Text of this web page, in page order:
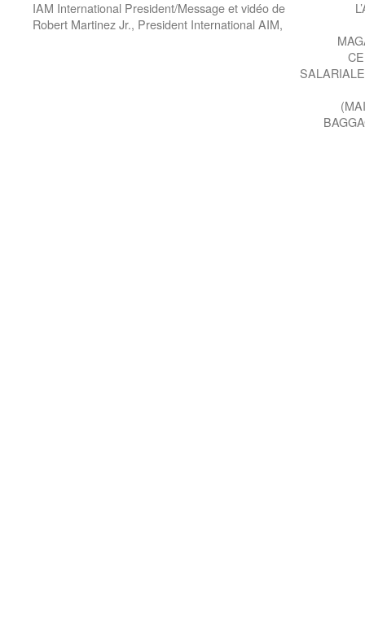
IAM International President/Message et vidéo de
Robert Martinez Jr., President International AIM,